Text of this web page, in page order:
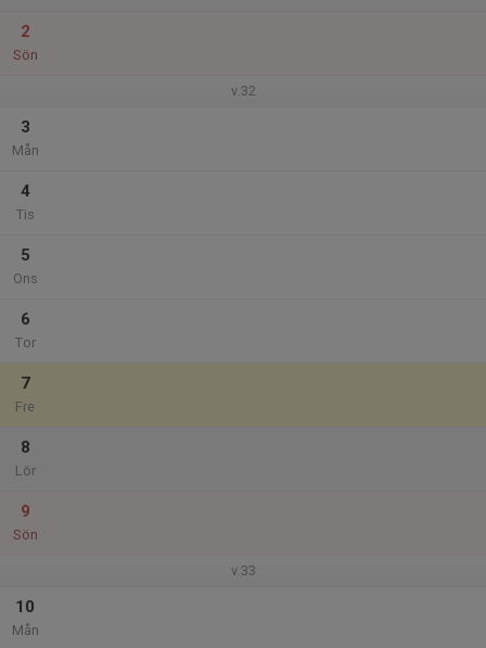
2
Sön
v.32
3
Mån
4
Tis
5
Ons
6
Tor
7
Fre
8
Lör
9
Sön
v.33
10
Mån